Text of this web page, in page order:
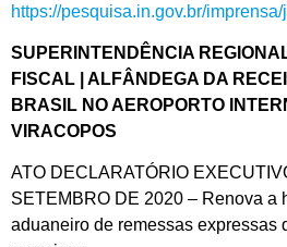
https://pesquisa.in.gov.br/
SUPERINTENDÊNCIA
FISCAL | ALFÂNDEGA DA
BRASIL NO AEROPORTO
VIRACOPOS
ATO DECLARATÓRIO
SETEMBRO DE 2020 – Renova a
aduaneiro de remessas expressas